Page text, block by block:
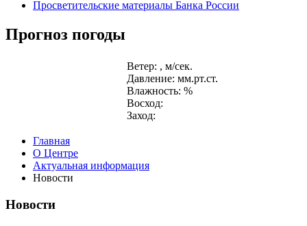
Просветительские материалы Банка России
Прогноз погоды
Ветер: , м/сек.
Давление: мм.рт.ст.
Влажность: %
Восход:
Заход:
Главная
О Центре
Актуальная информация
Новости
Новости